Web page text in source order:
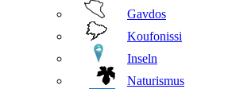
Gavdos
Koufonissi
Inseln
Naturismus